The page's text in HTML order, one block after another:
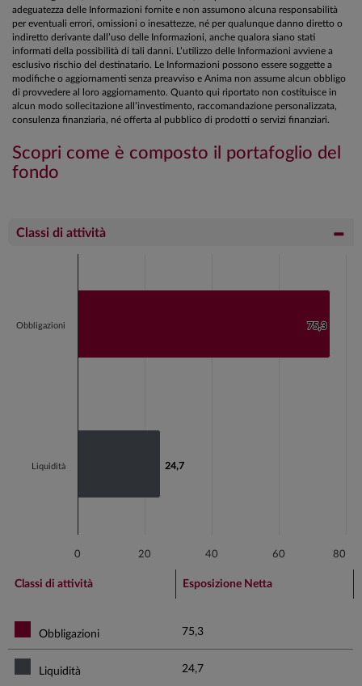
adeguatezza delle Informazioni fornite e non assumono alcuna responsabilità
per eventuali errori, omissioni o inesattezze, né per qualunque danno diretto o
indiretto derivante dall’uso delle Informazioni, anche qualora siano stati
informati della possibilità di tali danni. L’utilizzo delle Informazioni avviene a
esclusivo rischio del destinatario. Le Informazioni possono essere soggette a
modifiche o aggiornamenti senza preavviso e Anima non assume alcun obbligo
di provvedere al loro aggiornamento. Quanto qui riportato non costituisce in
alcun modo sollecitazione all’investimento, raccomandazione personalizzata,
consulenza finanziaria, né offerta al pubblico di prodotti o servizi finanziari.
Scopri come è composto il portafoglio del
fondo
Classi di attività
The chart has 1 X axis displaying categories.
75,3
75,3
24,7
24,7
0 20 40 60 80
Obbligazioni
Liquidità
End of interactive chart.
Classi di attività Esposizione Netta
Obbligazioni 75,3
Liquidità 24,7